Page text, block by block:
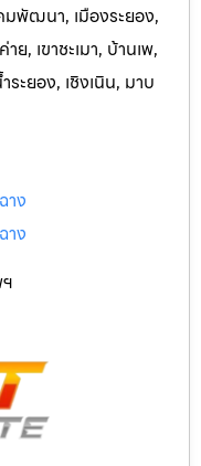
พัฒนา, เมืองระยอง,
ย, เขาชะเมา, บ้านเพ,
ระยอง, เชิงเนิน, มาบ
าง
าง